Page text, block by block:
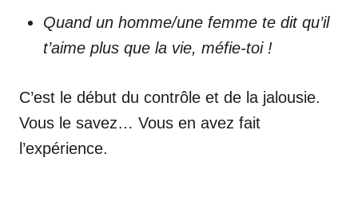
Quand un homme/une femme te dit qu’il
t’aime plus que la vie, méfie-toi !
C’est le début du contrôle et de la jalousie.
Vous le savez… Vous en avez fait
l’expérience.